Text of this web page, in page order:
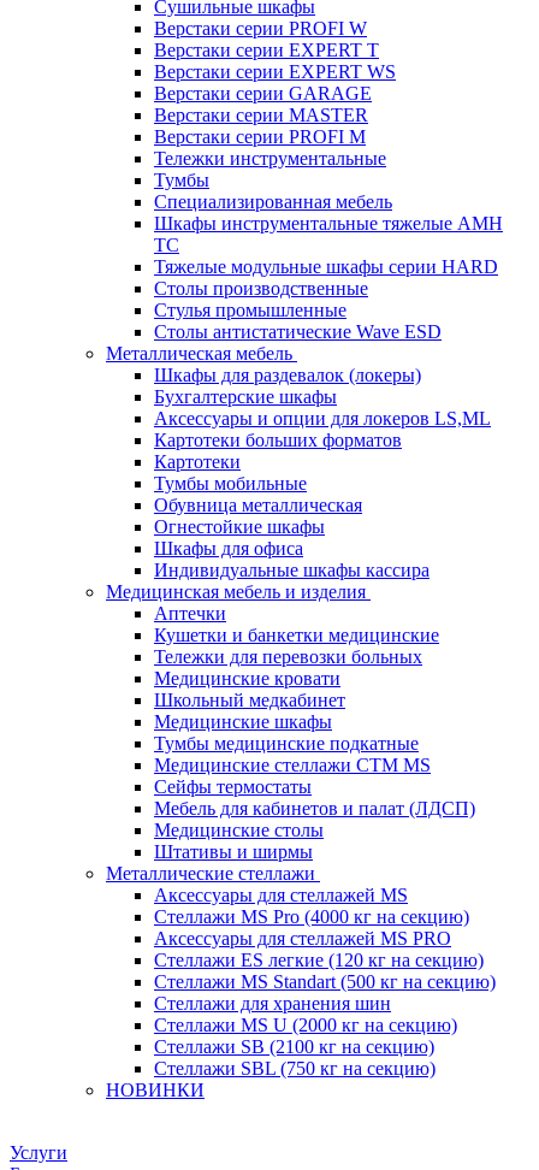
Cушильные шкафы
Верстаки серии PROFI W
Верстаки серии EXPERT T
Верстаки серии EXPERT WS
Верстаки серии GARAGE
Верстаки серии MASTER
Верстаки серии PROFI M
Тележки инструментальные
Тумбы
Cпециализированная мебель
Шкафы инструментальные тяжелые AMH
TC
Тяжелые модульные шкафы серии HARD
Столы производственные
Стулья промышленные
Столы антистатические Wave ESD
Металлическая мебель
Шкафы для раздевалок (локеры)
Бухгалтерские шкафы
Аксессуары и опции для локеров LS,ML
Картотеки больших форматов
Картотеки
Тумбы мобильные
Обувница металлическая
Огнестойкие шкафы
Шкафы для офиса
Индивидуальные шкафы кассира
Медицинская мебель и изделия
Аптечки
Кушетки и банкетки медицинские
Тележки для перевозки больных
Медицинские кровати
Школьный медкабинет
Медицинские шкафы
Тумбы медицинские подкатные
Медицинские стеллажи CTM MS
Сейфы термостаты
Мебель для кабинетов и палат (ЛДСП)
Медицинские столы
Штативы и ширмы
Металлические стеллажи
Аксессуары для стеллажей MS
Стеллажи MS Pro (4000 кг на секцию)
Аксессуары для стеллажей MS PRO
Стеллажи ES легкие (120 кг на секцию)
Стеллажи MS Standart (500 кг на секцию)
Стеллажи для хранения шин
Стеллажи MS U (2000 кг на секцию)
Стеллажи SB (2100 кг на секцию)
Стеллажи SBL (750 кг на секцию)
НОВИНКИ
Услуги